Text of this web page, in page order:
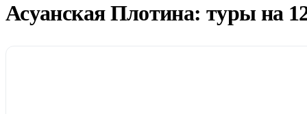
Асуанская Плотина: туры на